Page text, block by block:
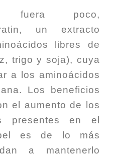
poco,
, un extracto
libres de
trigo y soja), cuya
a los aminoácidos
Los beneficios
el aumento de los
presentes en el
es de lo más
a mantenerlo